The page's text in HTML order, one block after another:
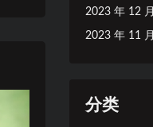
2023 年 12 月
2023 年 11 月
分类